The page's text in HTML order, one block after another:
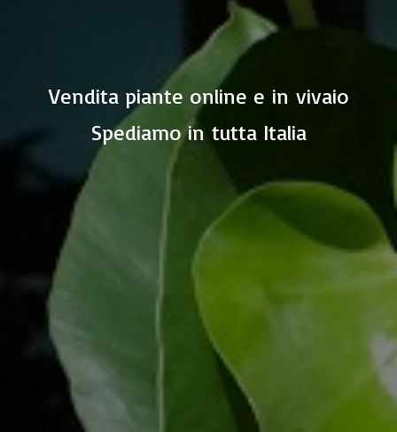
Vendita piante online e in vivaio
Spediamo in tutta Italia